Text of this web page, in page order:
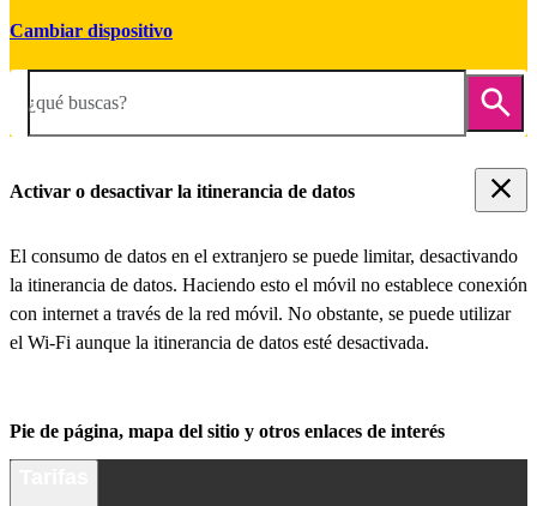
Cambiar dispositivo
¿qué buscas?
Activar o desactivar la itinerancia de datos
El consumo de datos en el extranjero se puede limitar, desactivando
la itinerancia de datos. Haciendo esto el móvil no establece conexión
con internet a través de la red móvil. No obstante, se puede utilizar
el Wi-Fi aunque la itinerancia de datos esté desactivada.
Pie de página, mapa del sitio y otros enlaces de interés